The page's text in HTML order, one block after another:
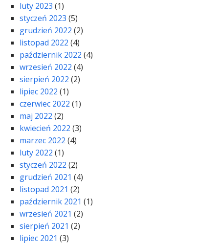
luty 2023 (1)
styczeń 2023 (5)
grudzień 2022 (2)
listopad 2022 (4)
październik 2022 (4)
wrzesień 2022 (4)
sierpień 2022 (2)
lipiec 2022 (1)
czerwiec 2022 (1)
maj 2022 (2)
kwiecień 2022 (3)
marzec 2022 (4)
luty 2022 (1)
styczeń 2022 (2)
grudzień 2021 (4)
listopad 2021 (2)
październik 2021 (1)
wrzesień 2021 (2)
sierpień 2021 (2)
lipiec 2021 (3)